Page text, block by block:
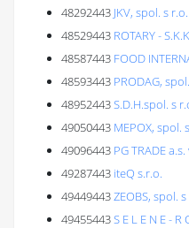
48292443 JKV, spol. s r.o.
48529443 ROTARY -
48587443 FOOD
48593443 PRODAG,
48952443S.D.H.spol. s
49050443 MEPOX, spol.
49096443 PG TRADE
49287443 iteQ s.r.o.
49449443ZEOBS, spol.
49455443S E L E N E -